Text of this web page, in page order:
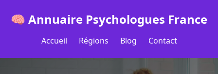
🧠 Annuaire Psychologues France
Accueil Régions Blog Contact